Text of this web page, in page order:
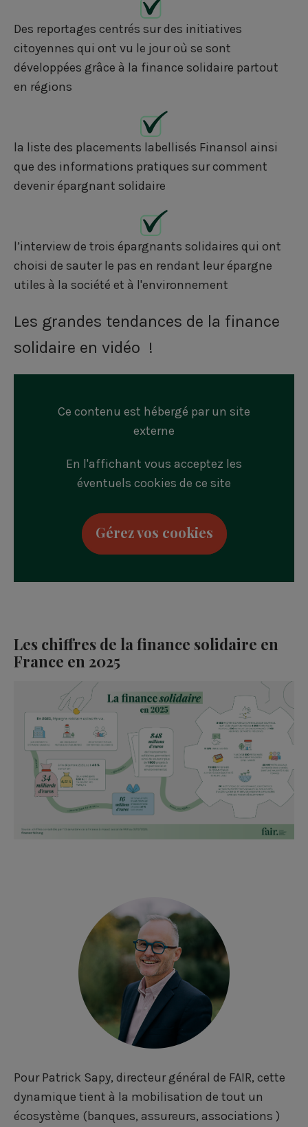
Des reportages centrés sur des initiatives
citoyennes qui ont vu le jour où se sont
développées grâce à la finance solidaire partout
en régions
la liste des placements labellisés Finansol ainsi
que des informations pratiques sur comment
devenir épargnant solidaire
l’interview de trois épargnants solidaires qui ont
choisi de sauter le pas en rendant leur épargne
utiles à la société et à l'environnement
Les grandes tendances de la finance
solidaire en vidéo !
Ce contenu est hébergé par un site
externe
En l'affichant vous acceptez les
éventuels cookies de ce site
Gérez vos cookies
Les chiffres de la finance solidaire en
France en 2025
Pour Patrick Sapy, directeur général de FAIR, cette
dynamique tient à la mobilisation de tout un
écosystème (banques, assureurs, associations )